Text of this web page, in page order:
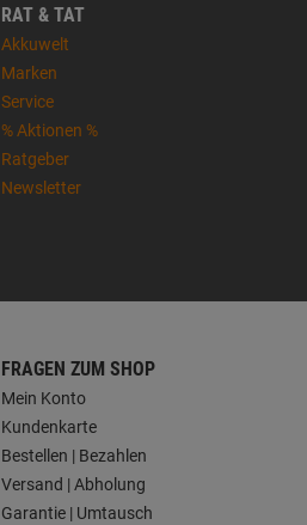
RAT & TAT
Akkuwelt
Marken
Service
% Aktionen %
Ratgeber
Newsletter
FRAGEN ZUM SHOP
Mein Konto
Kundenkarte
Bestellen | Bezahlen
Versand | Abholung
Garantie | Umtausch